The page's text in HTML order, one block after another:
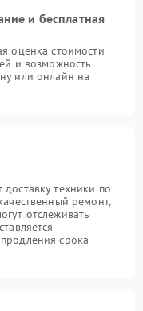
и бесплатная
оценка стоимости
и возможность
или онлайн на
техники по
ремонт,
отслеживать
срока